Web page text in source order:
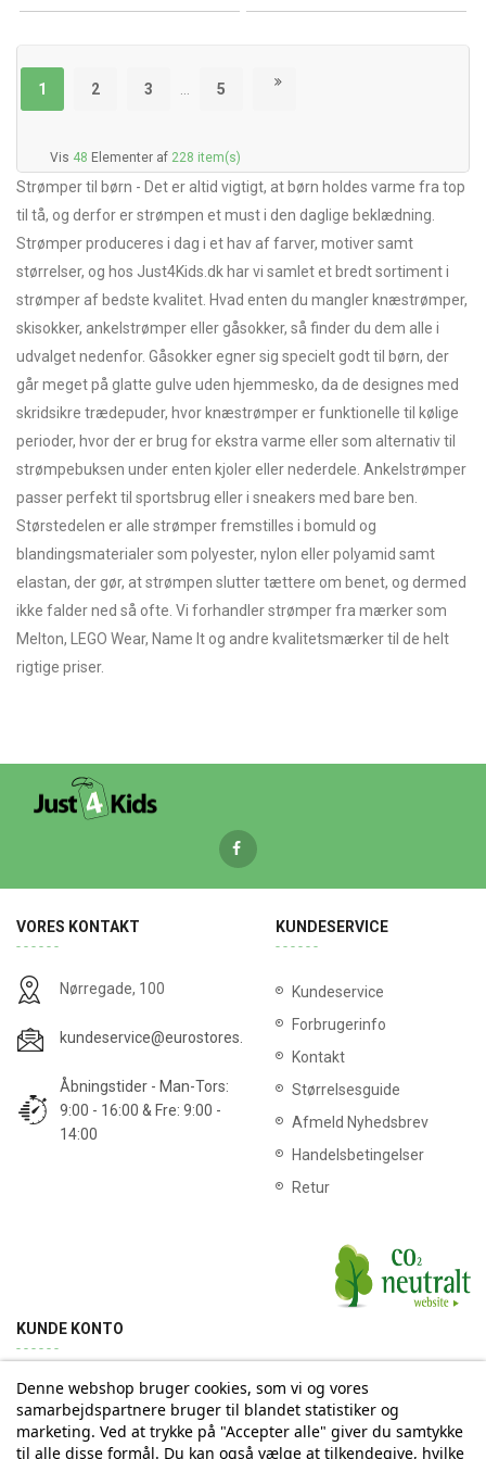
1 2 3 5
Vis 48 Elementer af 228 item(s)
Strømper til børn - Det er altid vigtigt, at børn holdes varme fra top
til tå, og derfor er strømpen et must i den daglige beklædning.
Strømper produceres i dag i et hav af farver, motiver samt
størrelser, og hos Just4Kids.dk har vi samlet et bredt sortiment i
strømper af bedste kvalitet. Hvad enten du mangler knæstrømper,
skisokker, ankelstrømper eller gåsokker, så finder du dem alle i
udvalget nedenfor. Gåsokker egner sig specielt godt til børn, der
går meget på glatte gulve uden hjemmesko, da de designes med
skridsikre trædepuder, hvor knæstrømper er funktionelle til kølige
perioder, hvor der er brug for ekstra varme eller som alternativ til
strømpebuksen under enten kjoler eller nederdele. Ankelstrømper
passer perfekt til sportsbrug eller i sneakers med bare ben.
Størstedelen er alle strømper fremstilles i bomuld og
blandingsmaterialer som polyester, nylon eller polyamid samt
elastan, der gør, at strømpen slutter tættere om benet, og dermed
ikke falder ned så ofte. Vi forhandler strømper fra mærker som
Melton, LEGO Wear, Name It og andre kvalitetsmærker til de helt
rigtige priser.
VORES KONTAKT
Nørregade, 100
kundeservice@eurostores.dk
Åbningstider - Man-Tors:
9:00 - 16:00 & Fre: 9:00 -
14:00
KUNDESERVICE
Kundeservice
Forbrugerinfo
Kontakt
Størrelsesguide
Afmeld Nyhedsbrev
Handelsbetingelser
Retur
KUNDE KONTO
Min konto Ordrehistorik Returnering Adresse
Denne webshop bruger cookies, som vi og vores
samarbejdspartnere bruger til blandet statistiker og
marketing. Ved at trykke på "Accepter alle" giver du samtykke
til alle disse formål. Du kan også vælge at tilkendegive, hvilke